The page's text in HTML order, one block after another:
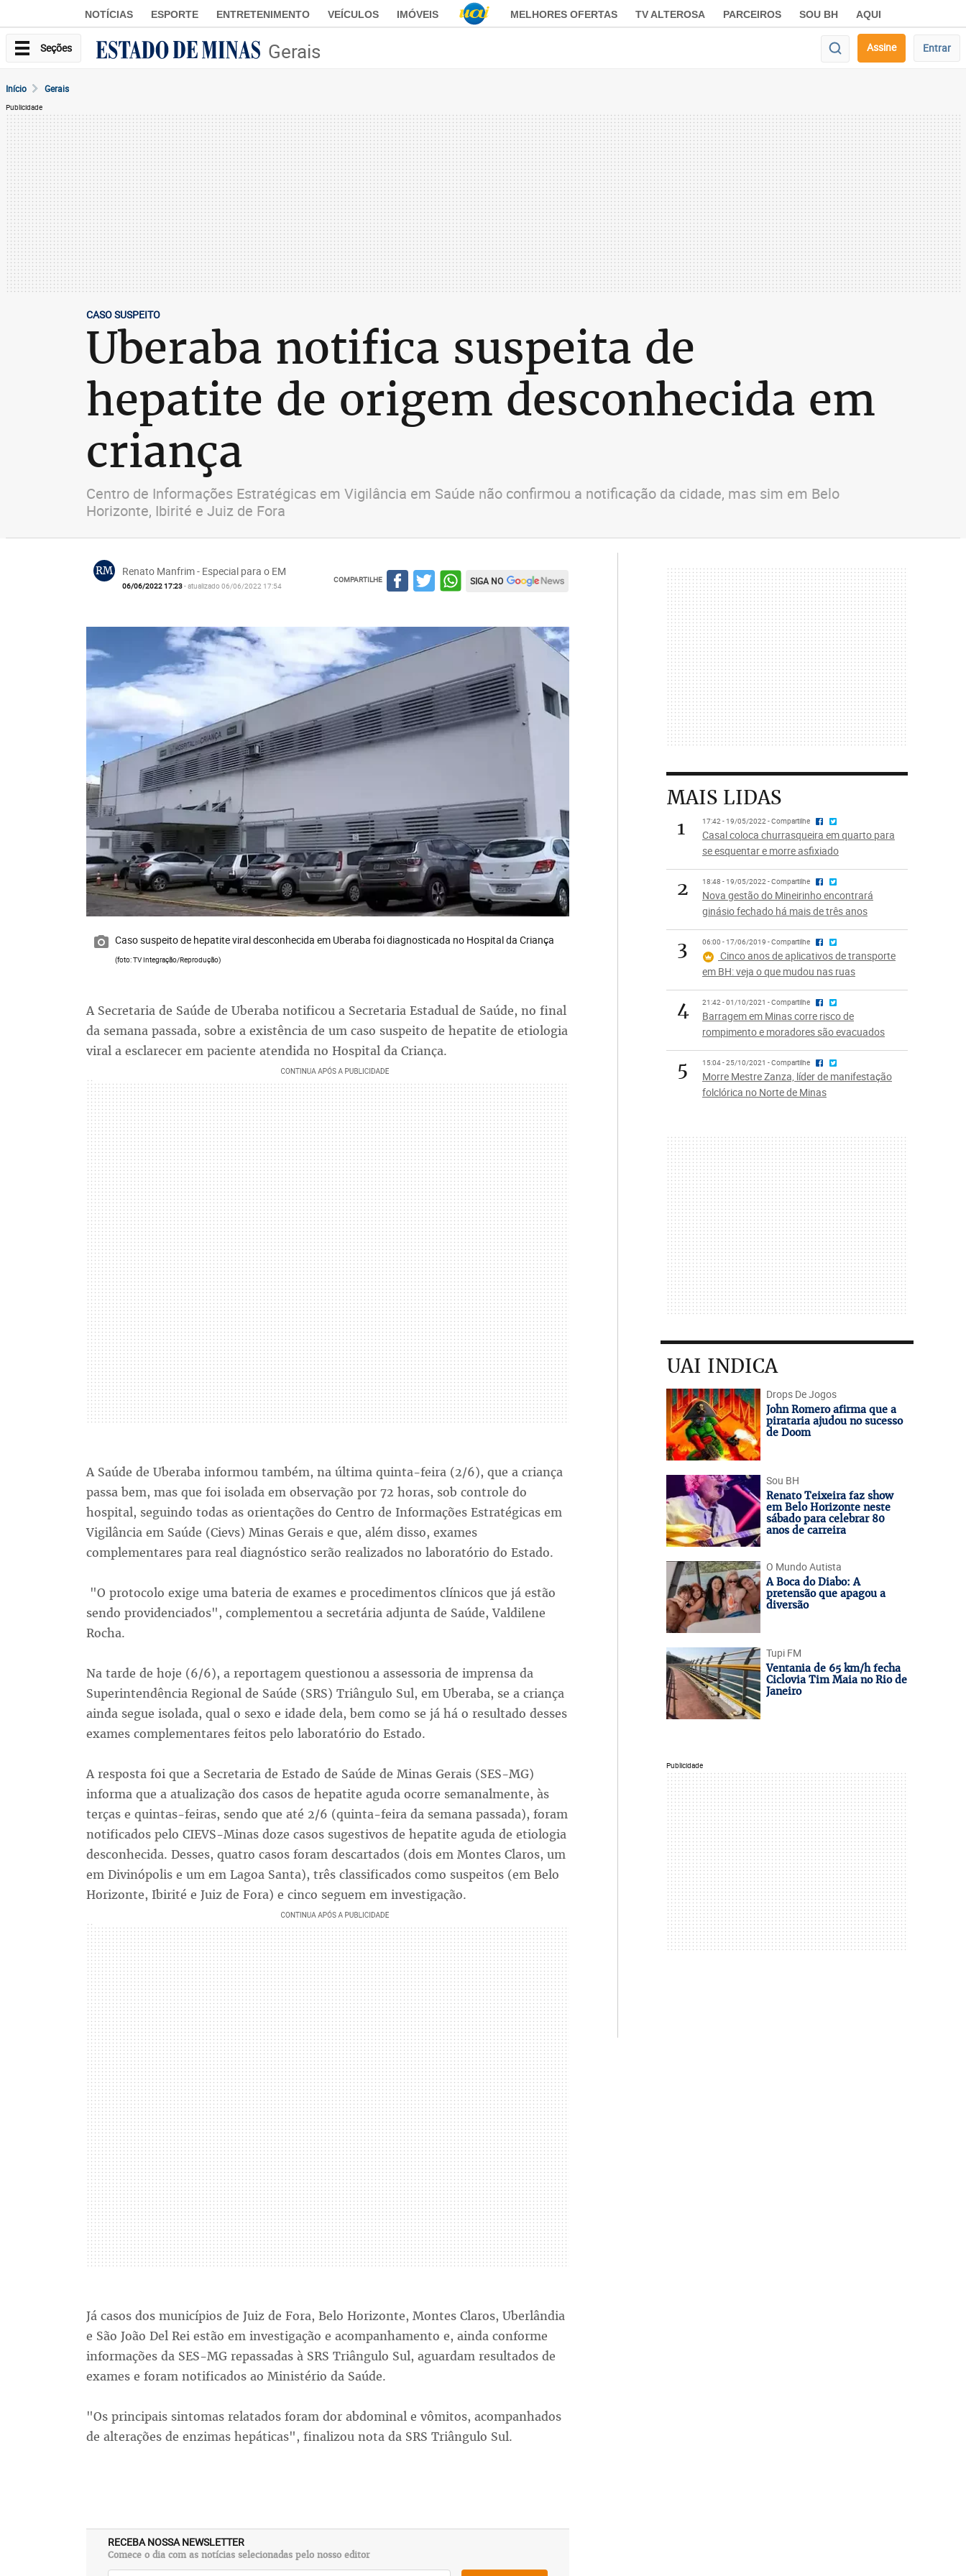
NOTÍCIAS ESPORTE ENTRETENIMENTO VEÍCULOS IMÓVEIS MELHORES OFERTAS TV ALTEROSA PARCEIROS SOU BH AQUI
Seções Gerais Assine Entrar
Início Gerais
Publicidade
CASO SUSPEITO
Uberaba notifica suspeita de
hepatite de origem desconhecida em
criança
Centro de Informações Estratégicas em Vigilância em Saúde não confirmou a notificação da cidade, mas sim em Belo
Horizonte, Ibirité e Juiz de Fora
RM Renato Manfrim - Especial para o EM
06/06/2022 17:23- atualizado 06/06/2022 17:54
COMPARTILHE SIGA NO
Caso suspeito de hepatite viral desconhecida em Uberaba foi diagnosticada no Hospital da Criança
(foto: TV Integração/Reprodução)
A Secretaria de Saúde de Uberaba notificou a Secretaria Estadual de Saúde, no final
da semana passada, sobre a existência de um caso suspeito de hepatite de etiologia
viral a esclarecer em paciente atendida no Hospital da Criança.
A Saúde de Uberaba informou também, na última quinta-feira (2/6), que a criança
passa bem, mas que foi isolada em observação por 72 horas, sob controle do
hospital, seguindo todas as orientações do Centro de Informações Estratégicas em
Vigilância em Saúde (Cievs) Minas Gerais e que, além disso, exames
complementares para real diagnóstico serão realizados no laboratório do Estado.
"O protocolo exige uma bateria de exames e procedimentos clínicos que já estão
sendo providenciados", complementou a secretária adjunta de Saúde, Valdilene
Rocha.
Na tarde de hoje (6/6), a reportagem questionou a assessoria de imprensa da
Superintendência Regional de Saúde (SRS) Triângulo Sul, em Uberaba, se a criança
ainda segue isolada, qual o sexo e idade dela, bem como se já há o resultado desses
exames complementares feitos pelo laboratório do Estado.
A resposta foi que a Secretaria de Estado de Saúde de Minas Gerais (SES-MG)
informa que a atualização dos casos de hepatite aguda ocorre semanalmente, às
terças e quintas-feiras, sendo que até 2/6 (quinta-feira da semana passada), foram
notificados pelo CIEVS-Minas doze casos sugestivos de hepatite aguda de etiologia
desconhecida. Desses, quatro casos foram descartados (dois em Montes Claros, um
em Divinópolis e um em Lagoa Santa), três classificados como suspeitos (em Belo
Horizonte, Ibirité e Juiz de Fora) e cinco seguem em investigação.
Já casos dos municípios de Juiz de Fora, Belo Horizonte, Montes Claros, Uberlândia
e São João Del Rei estão em investigação e acompanhamento e, ainda conforme
informações da SES-MG repassadas à SRS Triângulo Sul, aguardam resultados de
exames e foram notificados ao Ministério da Saúde.
"Os principais sintomas relatados foram dor abdominal e vômitos, acompanhados
de alterações de enzimas hepáticas", finalizou nota da SRS Triângulo Sul.
RECEBA NOSSA NEWSLETTER
Comece o dia com as notícias selecionadas pelo nosso editor
MAIS LIDAS
1
17:42 - 19/05/2022 - Compartilhe
Casal coloca churrasqueira em quarto para
se esquentar e morre asfixiado
2 18:48 - 19/05/2022 - Compartilhe
Nova gestão do Mineirinho encontrará
ginásio fechado há mais de três anos
3 06:00 - 17/06/2019 - Compartilhe
Cinco anos de aplicativos de transporte
em BH: veja o que mudou nas ruas
4 21:42 - 01/10/2021 - Compartilhe
Barragem em Minas corre risco de
rompimento e moradores são evacuados
5 15:04 - 25/10/2021 - Compartilhe
Morre Mestre Zanza, líder de manifestação
folclórica no Norte de Minas
UAI INDICA
Drops De Jogos
John Romero afirma que a
pirataria ajudou no sucesso
de Doom
Sou BH
Renato Teixeira faz show
em Belo Horizonte neste
sábado para celebrar 80
anos de carreira
O Mundo Autista
A Boca do Diabo: A
pretensão que apagou a
diversão
Tupi FM
Ventania de 65 km/h fecha
Ciclovia Tim Maia no Rio de
Janeiro
Publicidade